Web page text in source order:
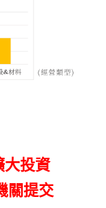
大投資
關提交